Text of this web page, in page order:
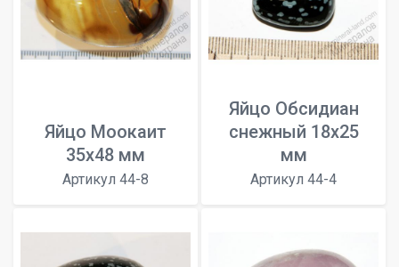
Яйцо Моокаит
35х48 мм
Артикул 44-8
Яйцо Обсидиан
снежный 18х25
мм
Артикул 44-4